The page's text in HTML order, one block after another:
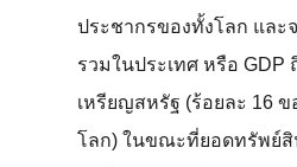
ประชากรของทั้งโลก แล
รวมในประเทศ หรือ GDP
เหรียญสหรัฐ (ร้อยละ 16 ข
โลก) ในขณะที่ยอดทรัพย์สิ